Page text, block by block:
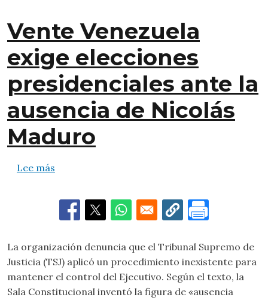
Vente Venezuela
exige elecciones
presidenciales ante la
ausencia de Nicolás
Maduro
Lee más
La organización denuncia que el Tribunal Supremo de
Justicia (TSJ) aplicó un procedimiento inexistente para
mantener el control del Ejecutivo. Según el texto, la
Sala Constitucional inventó la figura de «ausencia